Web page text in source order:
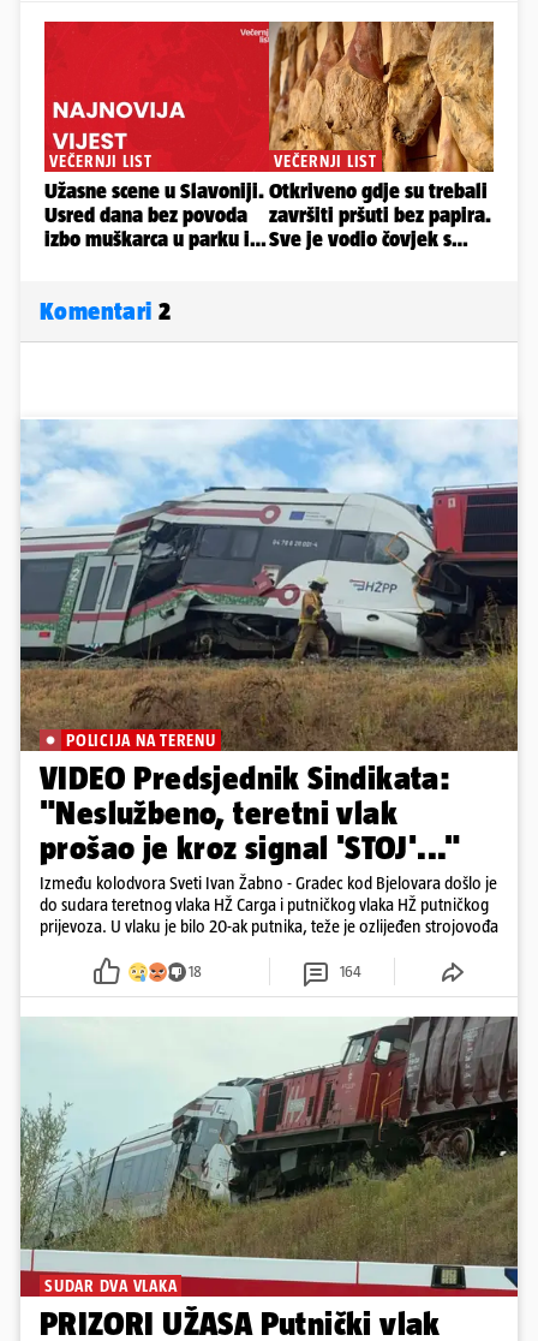
Komentari 2
POLICIJA NA TERENU
VIDEO Predsjednik Sindikata:
"Neslužbeno, teretni vlak
prošao je kroz signal 'STOJ'..."
Između kolodvora Sveti Ivan Žabno - Gradec kod Bjelovara došlo je
do sudara teretnog vlaka HŽ Carga i putničkog vlaka HŽ putničkog
prijevoza. U vlaku je bilo 20-ak putnika, teže je ozlijeđen strojovođa
18 164
SUDAR DVA VLAKA
PRIZORI UŽASA Putnički vlak